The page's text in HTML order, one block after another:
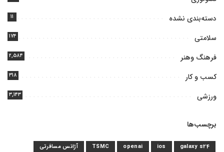
دسته‌بندی نشده ۱۱
سلامتی ۱۷۴
فرهنگ وهنر ۲,۵۸۴
کسب و کار ۳۱۸
ورزشی ۳,۱۴۳
برچسب‌ها
galaxy s24
ios
openai
TSMC
آژانس مسافرتی